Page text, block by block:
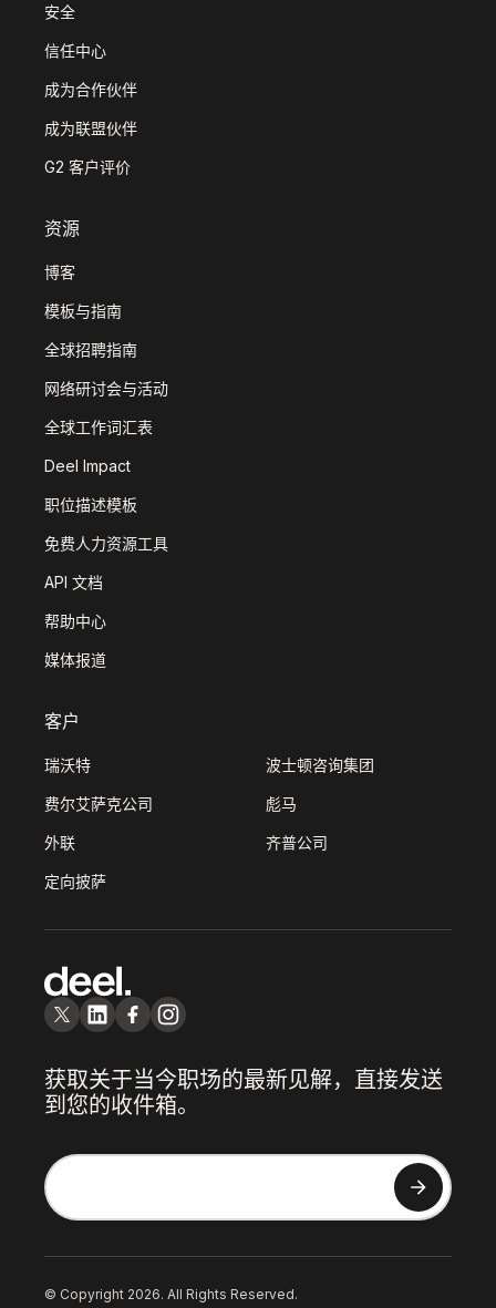
安全
信任中心
成为合作伙伴
成为联盟伙伴
G2 客户评价
资源
博客
模板与指南
全球招聘指南
网络研讨会与活动
全球工作词汇表
Deel Impact
职位描述模板
免费人力资源工具
API 文档
帮助中心
媒体报道
客户
瑞沃特 波士顿咨询集团
费尔艾萨克公司 彪马
外联 齐普公司
定向披萨
获取关于当今职场的最新见解，直接发送
到您的收件箱。
© Copyright 2026. All Rights Reserved.